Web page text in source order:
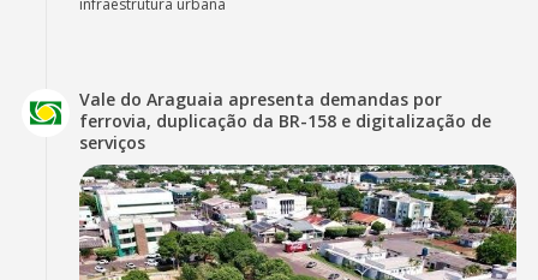
infraestrutura urbana
Vale do Araguaia apresenta demandas por
ferrovia, duplicação da BR-158 e digitalização de
serviços